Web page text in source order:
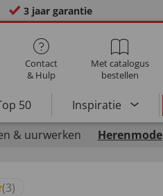
3 jaar garantie
Contact
& Hulp
Met catalogus
bestellen
50 Inspiratie
& uurwerken Herenmode
(3)